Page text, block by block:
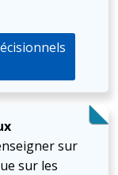
sur
sur les